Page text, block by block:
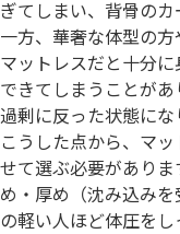
ぎてしまい、背骨のカ
一方、華奢な体型の
マットレスだと十分
できてしまうことが
過剰に反った状態にな
こうした点から、マ
せて選ぶ必要があり
め・厚め（沈み込み
の軽い人ほど体圧を